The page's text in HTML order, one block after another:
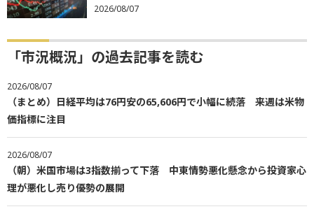
2026/08/07
「市況概況」の過去記事を読む
2026/08/07
（まとめ）日経平均は76円安の65,606円で小幅に続落 来週は米物
価指標に注目
2026/08/07
（朝）米国市場は3指数揃って下落 中東情勢悪化懸念から投資家心
理が悪化し売り優勢の展開